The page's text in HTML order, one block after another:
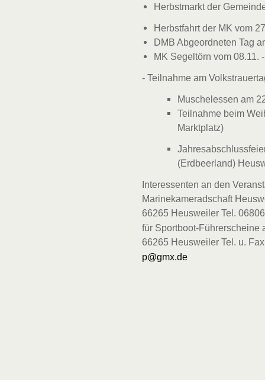
Herbstmarkt der
Herbstfahrt der MK vom
DMB Abgeordneten Tag
MK Segeltörn vom 08.11.
- Teilnahme am
Muschelessen am
Teilnahme beim
Marktplatz)
(Erdbeerland)
Interessenten an den
Marinekameradschaft
66265 Heusweiler Tel.
für Sportboot-Führerscheine
66265 Heusweiler Tel. u.
p@gmx.de